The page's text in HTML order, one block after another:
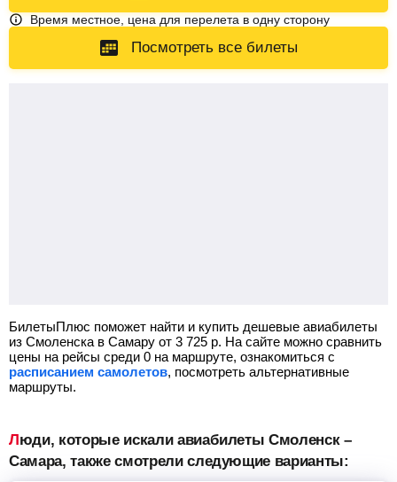
Время местное, цена для перелета в одну сторону
Посмотреть все билеты
БилетыПлюс поможет найти и купить дешевые авиабилеты
из Смоленска в Самару от 3 725 р. На сайте можно сравнить
цены на рейсы среди 0 на маршруте, ознакомиться с
расписанием самолетов, посмотреть альтернативные
маршруты.
Люди, которые искали авиабилеты Смоленск –
Самара, также смотрели следующие варианты: